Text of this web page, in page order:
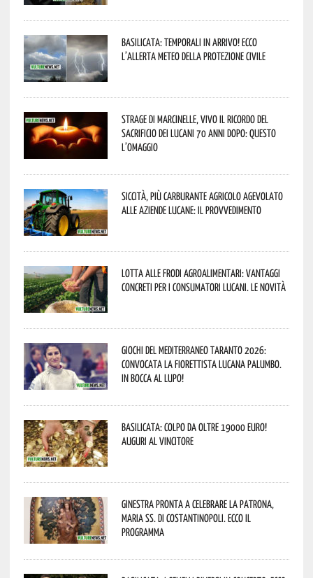
Basilicata: temporali in arrivo! Ecco
l’allerta meteo della Protezione civile
Strage di Marcinelle, vivo il ricordo del
sacrificio dei lucani 70 anni dopo: questo
l’omaggio
Siccità, più carburante agricolo agevolato
alle aziende lucane: il provvedimento
Lotta alle frodi agroalimentari: vantaggi
concreti per i consumatori lucani. Le novità
Giochi del Mediterraneo Taranto 2026:
convocata la fiorettista lucana Palumbo.
In bocca al lupo!
Basilicata: colpo da oltre 19000 Euro!
Auguri al vincitore
Ginestra pronta a celebrare la Patrona,
Maria SS. di Costantinopoli. Ecco il
programma